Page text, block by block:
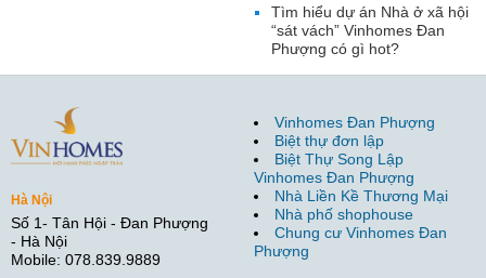
Tìm hiểu dự án Nhà ở xã hội
“sát vách” Vinhomes Đan
Phượng có gì hot?
Hà Nội
Số 1- Tân Hội - Đan Phượng
- Hà Nội
Mobile: 078.839.9889
Vinhomes Đan Phượng
Biệt thự đơn lập
Biệt Thự Song Lập
Vinhomes Đan Phượng
Nhà Liền Kề Thương Mại
Nhà phố shophouse
Chung cư Vinhomes Đan
Phượng